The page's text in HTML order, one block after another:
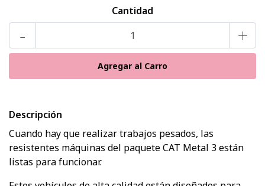
Cantidad
- +
Descripción
Cuando hay que realizar trabajos pesados, las
resistentes máquinas del paquete CAT Metal 3 están
listas para funcionar.